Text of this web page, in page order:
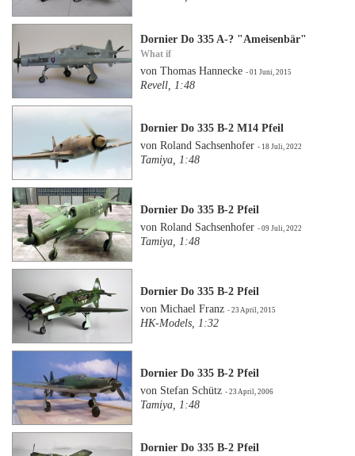
Dornier Do 335 A-? "Ameisenbär"
What if
von Thomas Hannecke- 01 Juni, 2015
Revell, 1:48
Dornier Do 335 B-2 M14 Pfeil
von Roland Sachsenhofer- 18 Juli, 2022
Tamiya, 1:48
Dornier Do 335 B-2 Pfeil
von Roland Sachsenhofer- 09 Juli, 2022
Tamiya, 1:48
Dornier Do 335 B-2 Pfeil
von Michael Franz- 23 April, 2015
HK-Models, 1:32
Dornier Do 335 B-2 Pfeil
von Stefan Schütz- 23 April, 2006
Tamiya, 1:48
Dornier Do 335 B-2 Pfeil